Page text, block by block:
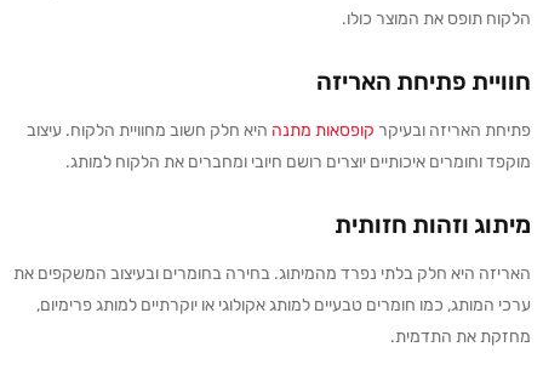
הלקוח תופס את המוצר כולו.
חוויית פתיחת האריזה
פתיחת האריזה ובעיקר קופסאות מתנה היא חלק חשוב מחוויית הלקוח. עיצוב
מוקפד וחומרים איכותיים יוצרים רושם חיובי ומחברים את הלקוח למותג.
מיתוג וזהות חזותית
האריזה היא חלק בלתי נפרד מהמיתוג. בחירה בחומרים ובעיצוב המשקפים את
ערכי המותג, כמו חומרים טבעיים למותג אקולוגי או יוקרתיים למותג פרימיום,
מחזקת את התדמית.